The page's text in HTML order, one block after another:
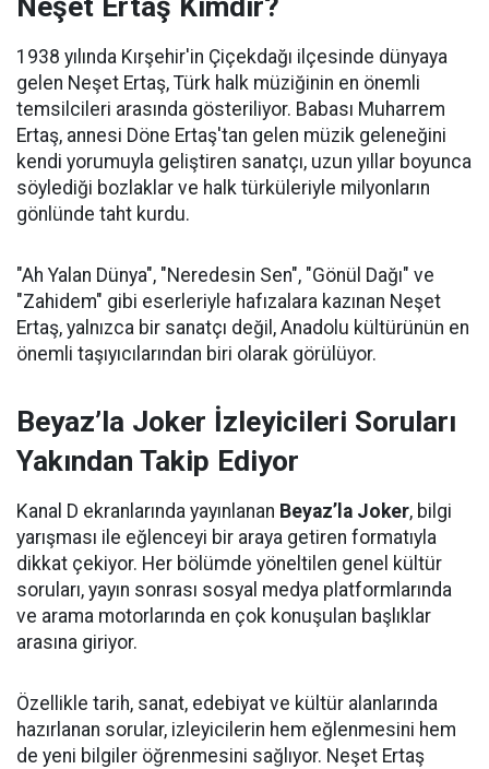
Neşet Ertaş Kimdir?
1938 yılında Kırşehir'in Çiçekdağı ilçesinde dünyaya
gelen Neşet Ertaş, Türk halk müziğinin en önemli
temsilcileri arasında gösteriliyor. Babası Muharrem
Ertaş, annesi Döne Ertaş'tan gelen müzik geleneğini
kendi yorumuyla geliştiren sanatçı, uzun yıllar boyunca
söylediği bozlaklar ve halk türküleriyle milyonların
gönlünde taht kurdu.
"Ah Yalan Dünya", "Neredesin Sen", "Gönül Dağı" ve
"Zahidem" gibi eserleriyle hafızalara kazınan Neşet
Ertaş, yalnızca bir sanatçı değil, Anadolu kültürünün en
önemli taşıyıcılarından biri olarak görülüyor.
Beyaz’la Joker İzleyicileri Soruları
Yakından Takip Ediyor
Kanal D ekranlarında yayınlanan Beyaz’la Joker, bilgi
yarışması ile eğlenceyi bir araya getiren formatıyla
dikkat çekiyor. Her bölümde yöneltilen genel kültür
soruları, yayın sonrası sosyal medya platformlarında
ve arama motorlarında en çok konuşulan başlıklar
arasına giriyor.
Özellikle tarih, sanat, edebiyat ve kültür alanlarında
hazırlanan sorular, izleyicilerin hem eğlenmesini hem
de yeni bilgiler öğrenmesini sağlıyor. Neşet Ertaş